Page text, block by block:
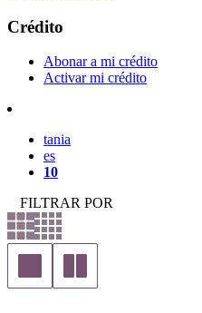
Crédito
Abonar a mi crédito
Activar mi crédito
tania
es
10
FILTRAR POR